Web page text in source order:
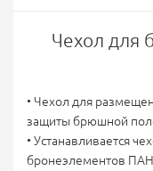
Чехол для
• Чехол для
защиты брюшной
• Устанавливается
бронеэлементов